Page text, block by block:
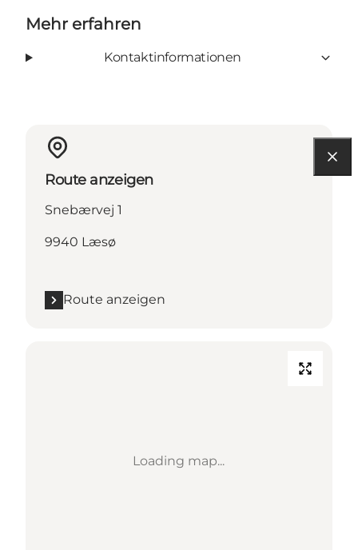
Mehr erfahren
Kontaktinformationen
Route anzeigen
Snebærvej 1
9940 Læsø
Route anzeigen
Loading map...